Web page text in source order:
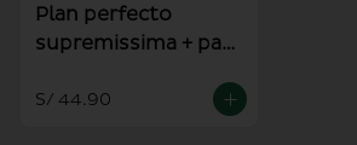
Plan perfecto
supremissima + pan
S/ 44.90